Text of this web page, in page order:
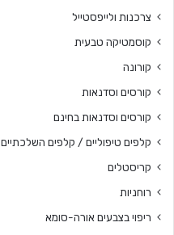
צרכנות ולייפסטייל
קוסמטיקה טבעית
קורונה
קורסים וסדנאות
קורסים וסדנאות בחינם
קלפים טיפוליים / קלפים השלכתיים
קריסטלים
רוחניות
ריפוי בצבעים אורה-סומא